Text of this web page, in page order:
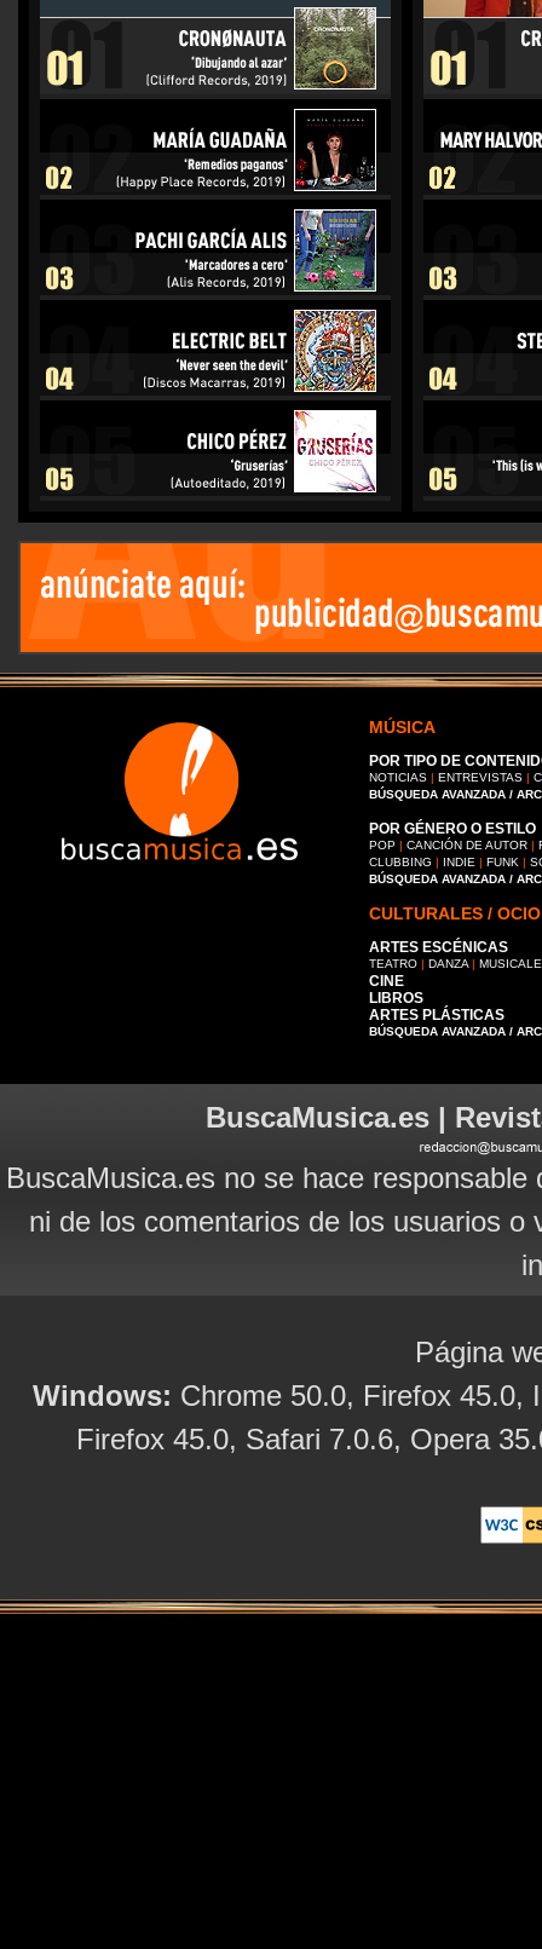
MÚSICA
POR TIPO DE
NOTICIAS | ENTREVISTAS |
BÚSQUEDA AVANZADA /
POR GÉNERO O ESTILO
POP | CANCIÓN DE AUTOR |
CLUBBING | INDIE | FUNK |
BÚSQUEDA AVANZADA /
CULTURALES / OCIO
ARTES ESCÉNICAS
TEATRO | DANZA |
CINE
LIBROS
ARTES PLÁSTICAS
BÚSQUEDA AVANZADA /
BuscaMusica.es |
BuscaMusica.es no se hace
ni de los comentarios de los usuarios
Página
Windows: Chrome 50.0, Firefox 45.0,
Firefox 45.0, Safari 7.0.6, Opera